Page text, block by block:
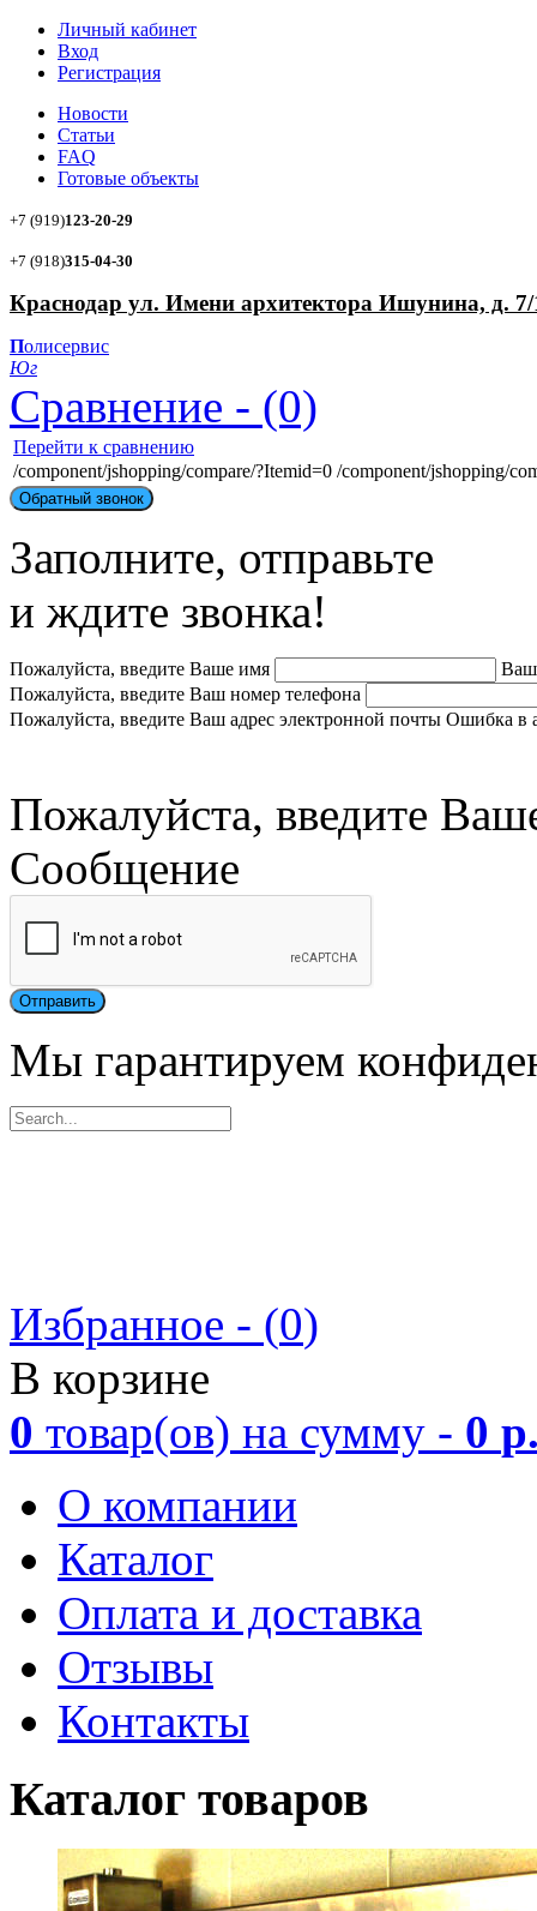
Личный кабинет
Вход
Регистрация
Новости
Статьи
FAQ
Готовые объекты
+7 (919)123-20-29
+7 (918)315-04-30
Краснодар ул. Имени архитектора Ишунина, д. 7/
Полисервис
Юг
Сравнение - (0)
Перейти к сравнению
/component/jshopping/compare/?Itemid=0 /component/jshopping/
Обратный звонок
Заполните, отправьте
и ждите звонка!
Пожалуйста, введите Ваше имя
Пожалуйста, введите Ваш номер телефона
Пожалуйста, введите Ваш адрес электронной почты Ошибка в
Пожалуйста, введите
Сообщение
Мы гарантируем
Избранное - (0)
В корзине
0 товар(ов) на сумму - 0
О компании
Каталог
Оплата и доставка
Отзывы
Контакты
Каталог товаров